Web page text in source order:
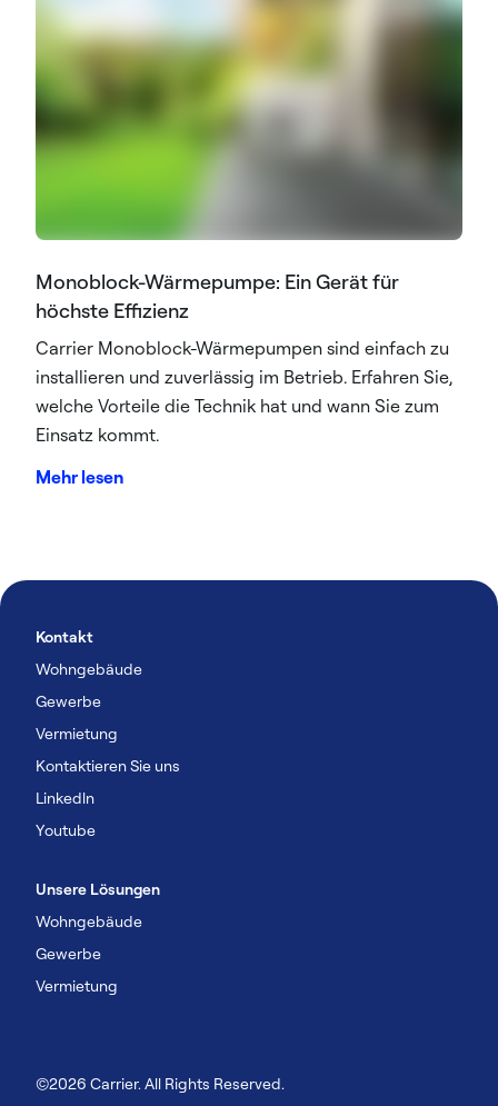
Monoblock-Wärmepumpe: Ein Gerät für
höchste Effizienz
Carrier Monoblock-Wärmepumpen sind einfach zu
installieren und zuverlässig im Betrieb. Erfahren Sie,
welche Vorteile die Technik hat und wann Sie zum
Einsatz kommt.
Mehr lesen
Kontakt
Wohngebäude
Gewerbe
Vermietung
Kontaktieren Sie uns
Linkedln
Youtube
Unsere Lösungen
Wohngebäude
Gewerbe
Vermietung
©2026 Carrier. All Rights Reserved.